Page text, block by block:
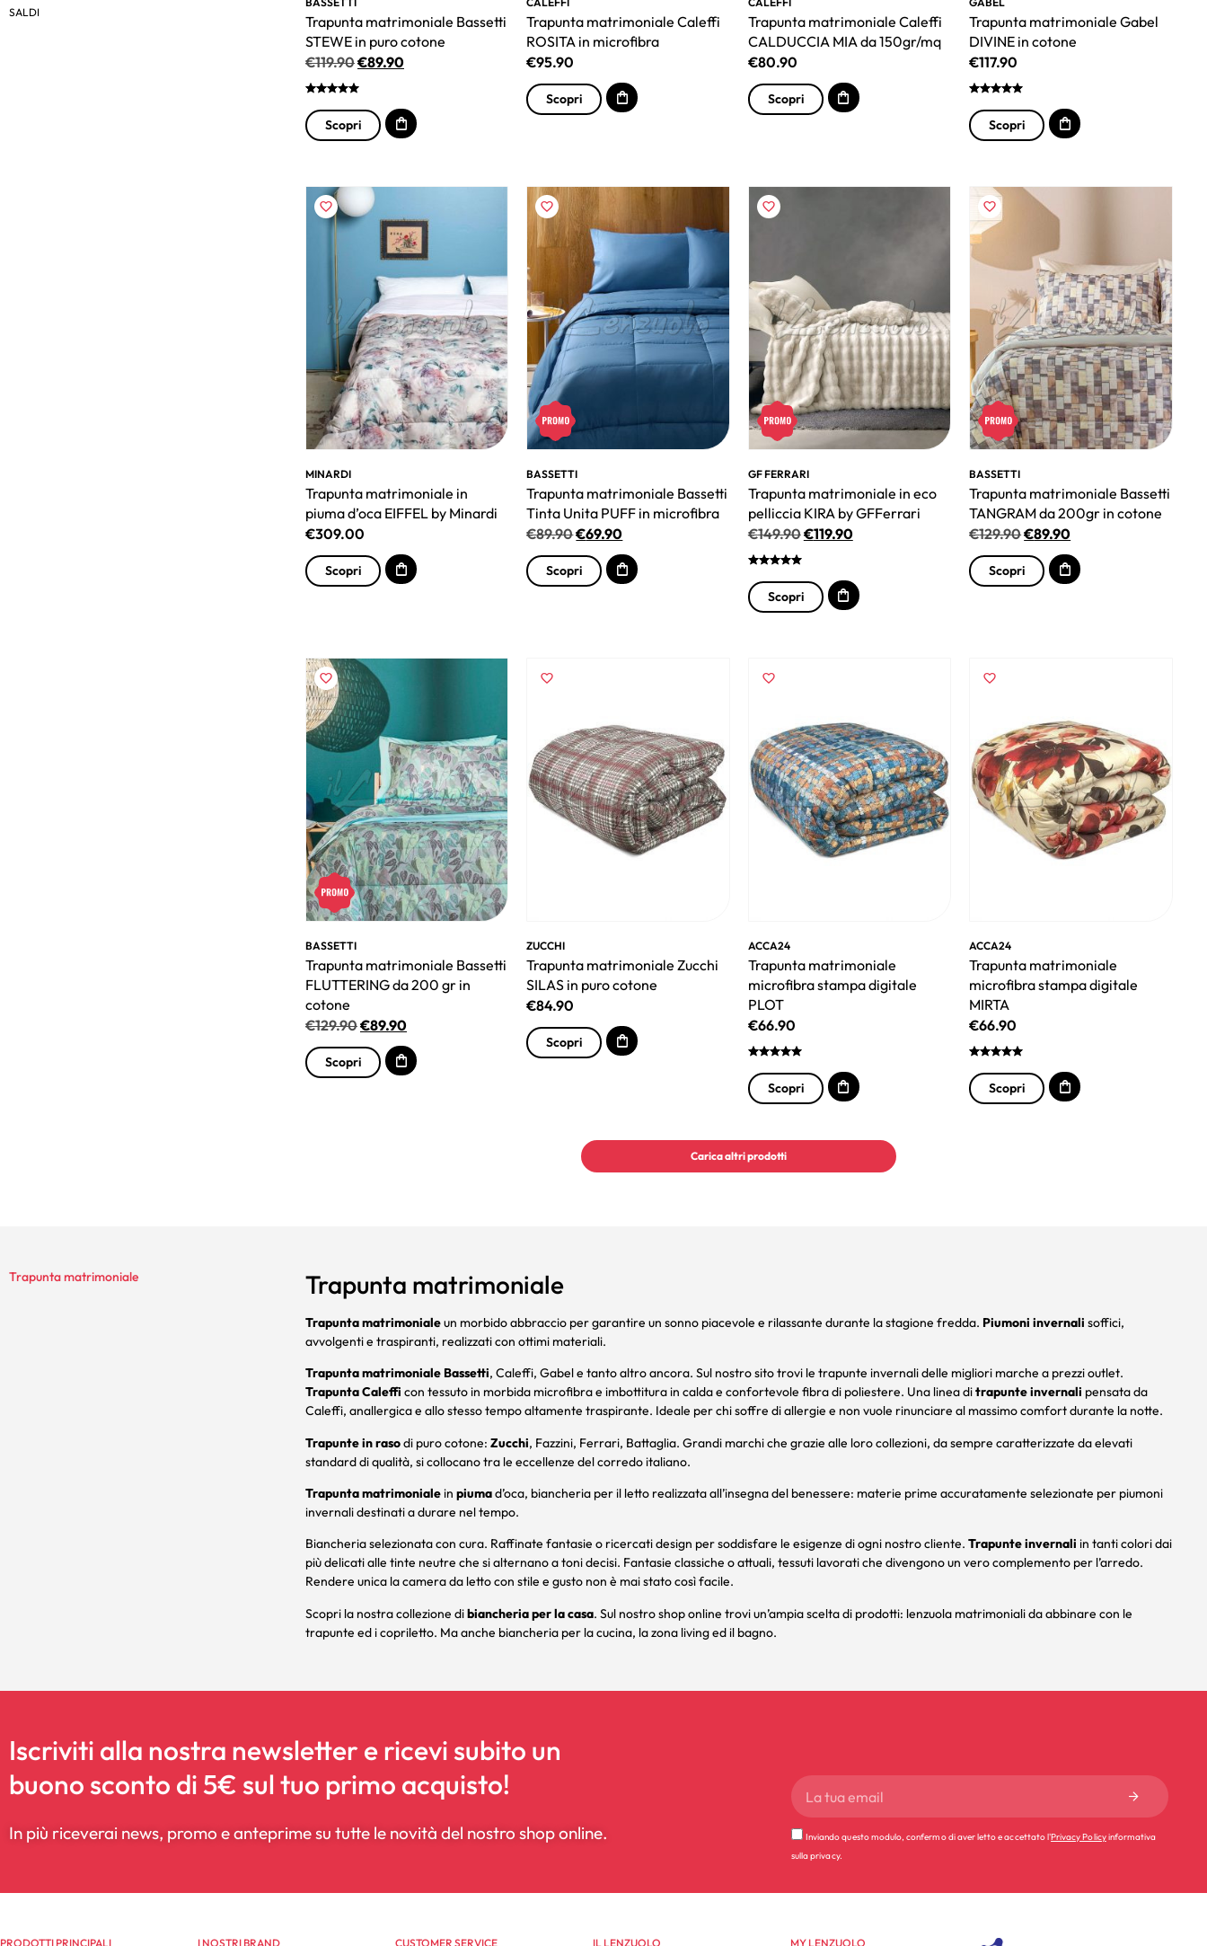
SALDI
Trapunta matrimoniale Bassetti
STEWE in puro cotone
€119.90€89.90
Scopri
Trapunta matrimoniale Caleffi
ROSITA in microfibra
€95.90
Scopri
Trapunta matrimoniale Caleffi
CALDUCCIA MIA da 150gr/mq
€80.90
Scopri
Trapunta matrimoniale Gabel
DIVINE in cotone
€117.90
Scopri
MINARDI
Trapunta matrimoniale in
piuma d’oca EIFFEL by Minardi
€309.00
Scopri
BASSETTI
Trapunta matrimoniale Bassetti
Tinta Unita PUFF in microfibra
€89.90€69.90
Scopri
GF FERRARI
Trapunta matrimoniale in eco
pelliccia KIRA by GFFerrari
€149.90€119.90
Scopri
BASSETTI
Trapunta matrimoniale Bassetti
TANGRAM da 200gr in cotone
€129.90€89.90
Scopri
BASSETTI
Trapunta matrimoniale Bassetti
FLUTTERING da 200 gr in
cotone
€129.90€89.90
Scopri
ZUCCHI
Trapunta matrimoniale Zucchi
SILAS in puro cotone
€84.90
Scopri
ACCA24
Trapunta matrimoniale
microfibra stampa digitale
PLOT
€66.90
Scopri
ACCA24
Trapunta matrimoniale
microfibra stampa digitale
MIRTA
€66.90
Scopri
Carica altri prodotti
Trapunta matrimoniale Trapunta matrimoniale
Trapunta matrimonialeun morbido abbraccio per garantire un sonno piacevole e rilassante durante la stagione fredda. Piumoni invernali soffici,
avvolgenti e traspiranti, realizzati con ottimi materiali.
Trapunta matrimoniale Bassetti, Caleffi, Gabel e tanto altro ancora. Sul nostro sito trovi le trapunte invernali delle migliori marche a prezzi outlet.
Trapunta Caleffi con tessuto in morbida microfibra e imbottitura in calda e confortevole fibra di poliestere. Una linea ditrapunte invernali pensata da
Caleffi, anallergica e allo stesso tempo altamente traspirante. Ideale per chi soffre di allergie e non vuole rinunciare al massimo comfort durante la notte.
Trapunte in rasodi puro cotone: Zucchi, Fazzini, Ferrari, Battaglia. Grandi marchi che grazie alle loro collezioni, da sempre caratterizzate da elevati
standard di qualità, si collocano tra le eccellenze del corredo italiano.
Trapunta matrimonialein piumad’oca, biancheria per il letto realizzata all’insegna del benessere: materie prime accuratamente selezionate per piumoni
invernali destinati a durare nel tempo.
Biancheria selezionata con cura. Raffinate fantasie o ricercati design per soddisfare le esigenze di ogni nostro cliente. Trapunte invernali in tanti colori dai
più delicati alle tinte neutre che si alternano a toni decisi. Fantasie classiche o attuali, tessuti lavorati che divengono un vero complemento per l’arredo.
Rendere unica la camera da letto con stile e gusto non è mai stato così facile.
Scopri la nostra collezione dibiancheria per la casa. Sul nostro shop online trovi un’ampia scelta di prodotti: lenzuola matrimonialida abbinare con le
trapunte ed icopriletto. Ma anche biancheria per lacucina, lazona livinged il bagno.
Iscriviti alla nostra newsletter e ricevi subito un
buono sconto di 5€ sul tuo primo acquisto!
In più riceverai news, promo e anteprime su tutte le novità del nostro shop online. Inviando questo modulo, confermo di aver letto e accettato l'Privacy Policyinformativa
sulla privacy.
PRODOTTI PRINCIPALI I NOSTRI BRAND CUSTOMER SERVICE IL LENZUOLO MY LENZUOLO